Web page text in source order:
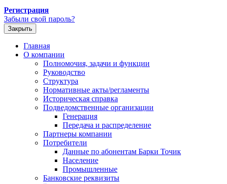
Регистрация
Забыли свой пароль?
Закрыть
Главная
О компании
Полномочия, задачи и функции
Руководство
Структура
Нормативные акты/регламенты
Историческая справка
Подведомственные организации
Генерация
Передача и распределение
Партнеры компании
Потребители
Данные по абонентам Барки Точик
Население
Промышленные
Банковские реквизиты